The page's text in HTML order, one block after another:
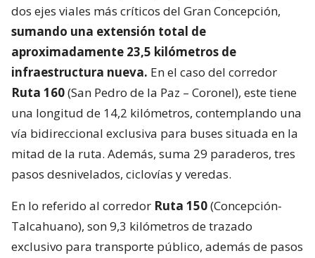
dos ejes viales más críticos del Gran Concepción,
sumando una extensión total de
aproximadamente 23,5 kilómetros de
infraestructura nueva. En el caso del corredor
Ruta 160(San Pedro de la Paz – Coronel), este tiene
una longitud de 14,2 kilómetros, contemplando una
vía bidireccional exclusiva para buses situada en la
mitad de la ruta. Además, suma 29 paraderos, tres
pasos desnivelados, ciclovías y veredas.
En lo referido al corredor Ruta 150(Concepción-
Talcahuano), son 9,3 kilómetros de trazado
exclusivo para transporte público, además de pasos